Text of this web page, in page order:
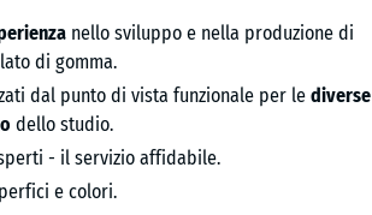
nello sviluppo e nella produzione di
di gomma.
dal punto di vista funzionale per le diverse
dello studio.
- il servizio affidabile.
e colori.